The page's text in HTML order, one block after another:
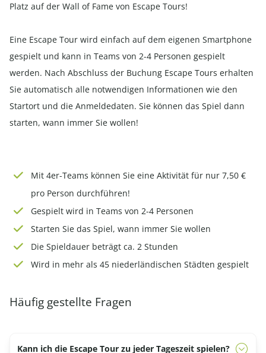
Platz auf der Wall of Fame von Escape Tours!
Eine Escape Tour wird einfach auf dem eigenen Smartphone
gespielt und kann in Teams von 2-4 Personen gespielt
werden. Nach Abschluss der Buchung Escape Tours erhalten
Sie automatisch alle notwendigen Informationen wie den
Startort und die Anmeldedaten. Sie können das Spiel dann
starten, wann immer Sie wollen!
Mit 4er-Teams können Sie eine Aktivität für nur 7,50 €
pro Person durchführen!
Gespielt wird in Teams von 2-4 Personen
Starten Sie das Spiel, wann immer Sie wollen
Die Spieldauer beträgt ca. 2 Stunden
Wird in mehr als 45 niederländischen Städten gespielt
Häufig gestellte Fragen
Kann ich die Escape Tour zu jeder Tageszeit spielen?